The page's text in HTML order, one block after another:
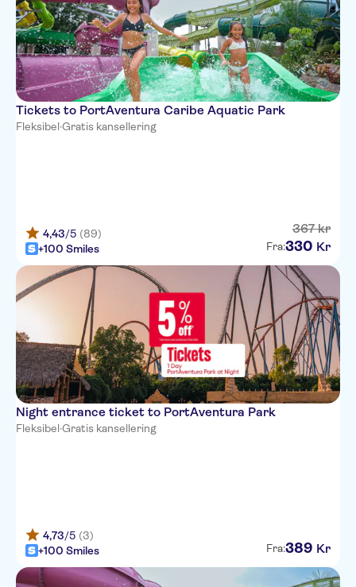
Tickets to PortAventura Caribe Aquatic Park
Fleksibel·Gratis kansellering
4,43/5 (89)
+100 Smiles
367 kr
Fra:330 Kr
Night entrance ticket to PortAventura Park
Fleksibel·Gratis kansellering
4,73/5 (3)
+100 Smiles
Fra:389 Kr